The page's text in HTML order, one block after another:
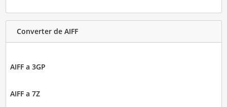
Converter de AIFF
AIFF a 3GP
AIFF a 7Z